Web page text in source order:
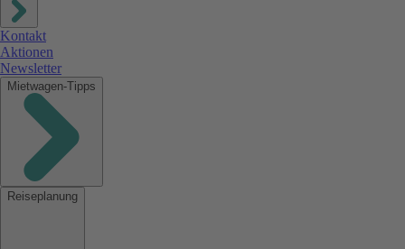
Kontakt
Aktionen
Newsletter
Mietwagen-Tipps
Reiseplanung